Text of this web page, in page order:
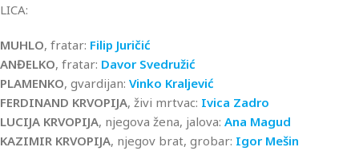
LICA:
MUHLO, fratar: Filip Juričić
ANĐELKO, fratar: Davor Svedružić
PLAMENKO, gvardijan: Vinko Kraljević
FERDINAND KRVOPIJA, živi mrtvac: Ivica Zadro
LUCIJA KRVOPIJA, njegova žena, jalova: Ana Magud
KAZIMIR KRVOPIJA, njegov brat, grobar: Igor Mešin